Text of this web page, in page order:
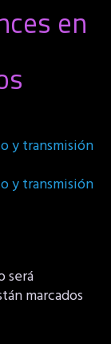
en
y transmisión
y transmisión
será
marcados